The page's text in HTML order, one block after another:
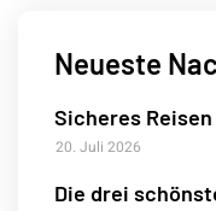
Neueste
Sicheres
20. Juli 2026
Die drei